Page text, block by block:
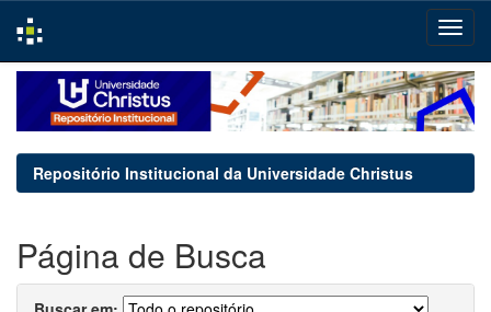
navigation
Repositório Institucional da Universidade Christus
Página de Busca